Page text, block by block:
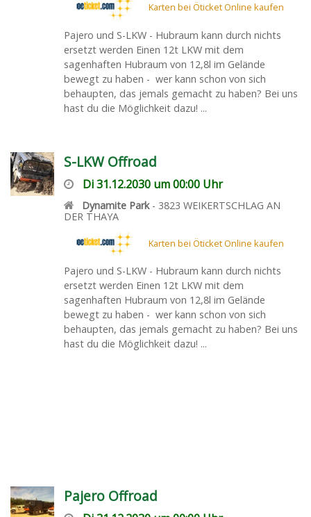
Karten bei Öticket Online kaufen
Pajero und S-LKW - Hubraum kann durch nichts
ersetzt werden Einen 12t LKW mit dem
sagenhaften Hubraum von 12,8l im Gelände
bewegt zu haben - wer kann schon von sich
behaupten, das jemals gemacht zu haben? Bei uns
hast du die Möglichkeit dazu! ...
S-LKW Offroad
Di 31.12.2030 um 00:00 Uhr
Dynamite Park- 3823 WEIKERTSCHLAG AN
DER THAYA
Karten bei Öticket Online kaufen
Pajero und S-LKW - Hubraum kann durch nichts
ersetzt werden Einen 12t LKW mit dem
sagenhaften Hubraum von 12,8l im Gelände
bewegt zu haben - wer kann schon von sich
behaupten, das jemals gemacht zu haben? Bei uns
hast du die Möglichkeit dazu! ...
Pajero Offroad